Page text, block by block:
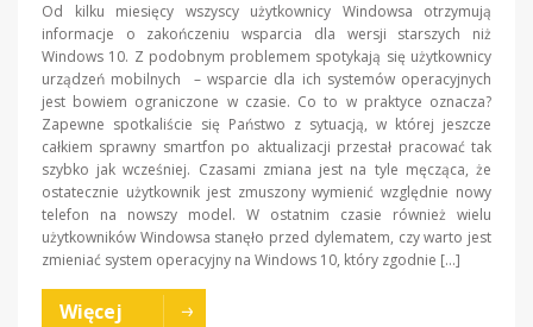
Od kilku miesięcy wszyscy użytkownicy Windowsa otrzymują
informacje o zakończeniu wsparcia dla wersji starszych niż
Windows 10. Z podobnym problemem spotykają się użytkownicy
urządzeń mobilnych – wsparcie dla ich systemów operacyjnych
jest bowiem ograniczone w czasie. Co to w praktyce oznacza?
Zapewne spotkaliście się Państwo z sytuacją, w której jeszcze
całkiem sprawny smartfon po aktualizacji przestał pracować tak
szybko jak wcześniej. Czasami zmiana jest na tyle męcząca, że
ostatecznie użytkownik jest zmuszony wymienić względnie nowy
telefon na nowszy model. W ostatnim czasie również wielu
użytkowników Windowsa stanęło przed dylematem, czy warto jest
zmieniać system operacyjny na Windows 10, który zgodnie […]
Więcej